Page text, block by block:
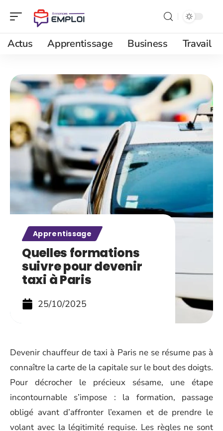
Actus Apprentissage Business Travail
Apprentissage
Quelles formations
suivre pour devenir
taxi à Paris
25/10/2025
Devenir chauffeur de taxi à Paris ne se résume pas à
connaître la carte de la capitale sur le bout des doigts.
Pour décrocher le précieux sésame, une étape
incontournable s’impose : la formation, passage
obligé avant d’affronter l’examen et de prendre le
volant avec la légitimité requise. Les règles ne sont